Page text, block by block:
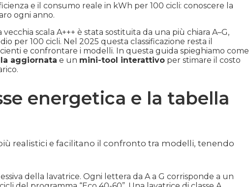
e il consumo reale in kWh per 100 cicli: conoscere la
ogni anno.
scala A+++ è stata sostituita da una più chiara A–G,
per 100 cicli. Nel 2025 questa classificazione resta il
e confrontare i modelli. In questa guida spieghiamo come
aggiornata e un mini-tool interattivo per stimare il costo
energetica e la tabella
realistici e facilitano il confronto tra modelli, tenendo
della lavatrice. Ogni lettera da A a G corrisponde a un